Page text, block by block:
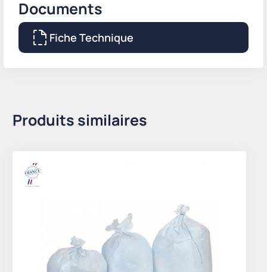
Documents
Fiche Technique
Produits similaires